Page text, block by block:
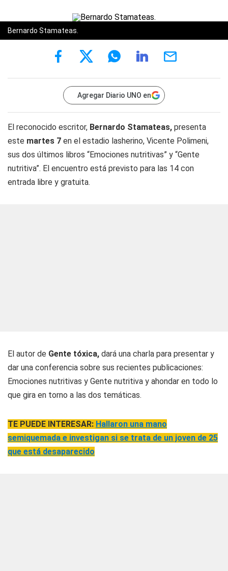
Bernardo Stamateas.
Agregar Diario UNO en
El reconocido escritor, Bernardo Stamateas, presenta
este martes 7 en el estadio lasherino, Vicente Polimeni,
sus dos últimos libros “Emociones nutritivas” y “Gente
nutritiva”. El encuentro está previsto para las 14 con
entrada libre y gratuita.
El autor de Gente tóxica, dará una charla para presentar y
dar una conferencia sobre sus recientes publicaciones:
Emociones nutritivas y Gente nutritiva y ahondar en todo lo
que gira en torno a las dos temáticas.
TE PUEDE INTERESAR: Hallaron una mano
semiquemada e investigan si se trata de un joven de 25
que está desaparecido